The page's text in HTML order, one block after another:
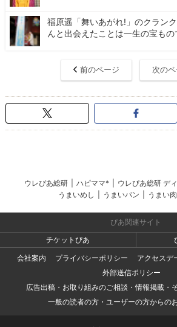
福原遥「舞いあがれ!」のクラン
んと出会えたことは一生の宝もの
前のページ 次の
ウレぴあ総研 ハピママ* ウレぴあ総研 デ
うまいめし
うまいパン うまい肉
ぴあ関連サイト
チケットぴあ
会社案内
プライバシーポリシー
アクセスデ
外部送信ポリシー
広告出稿・お取り組みのご相談・情報掲載・
一般の読者の方・ユーザーの方からの